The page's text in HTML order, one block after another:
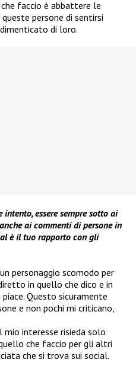
faccio è abbattere le
persone di sentirsi
di loro.
essere sempre sotto ai
ai commenti di persone in
è il tuo rapporto con gli
personaggio scomodo per
in quello che dico e in
Questo sicuramente
e non pochi mi criticano,
mio interesse risieda solo
che faccio per gli altri
che si trova sui social.